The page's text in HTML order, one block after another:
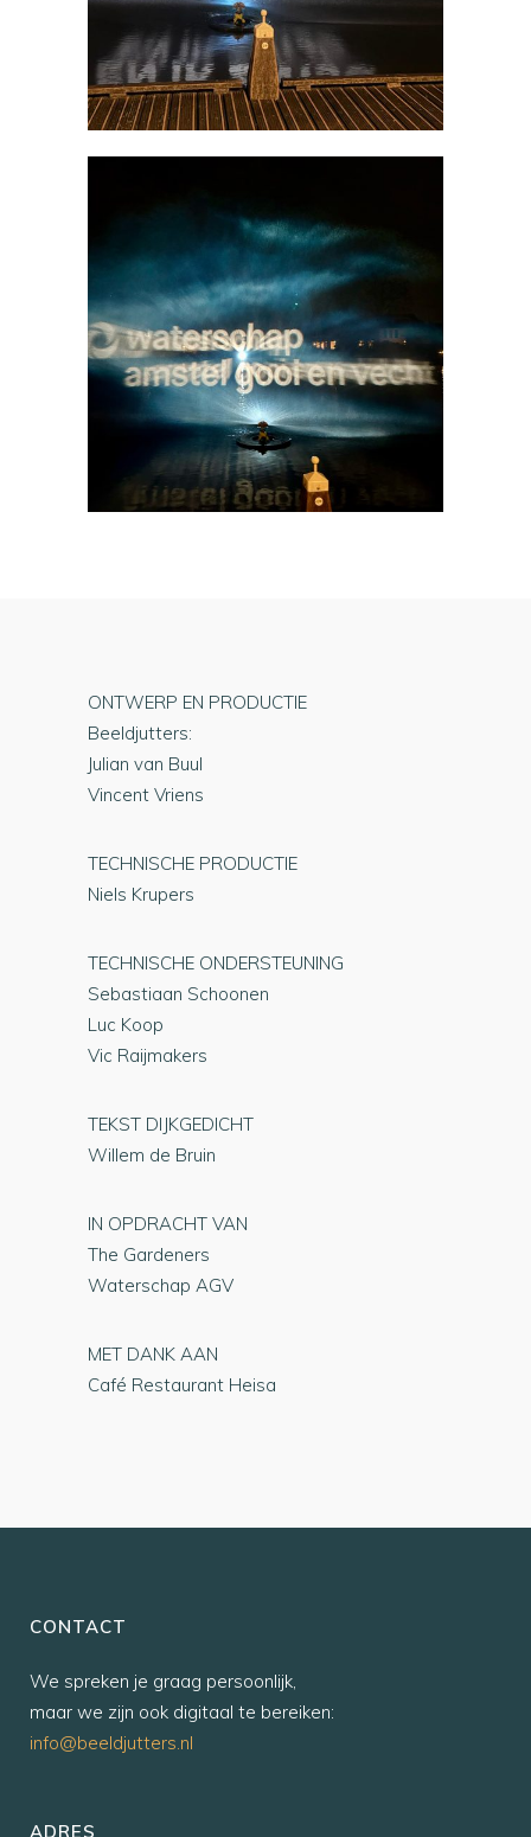
ONTWERP EN PRODUCTIE
Beeldjutters:
Julian van Buul
Vincent Vriens
TECHNISCHE PRODUCTIE
Niels Krupers
TECHNISCHE ONDERSTEUNING
Sebastiaan Schoonen
Luc Koop
Vic Raijmakers
TEKST DIJKGEDICHT
Willem de Bruin
IN OPDRACHT VAN
The Gardeners
Waterschap AGV
MET DANK AAN
Café Restaurant Heisa
CONTACT
We spreken je graag persoonlijk,
maar we zijn ook digitaal te bereiken:
info@beeldjutters.nl
ADRES